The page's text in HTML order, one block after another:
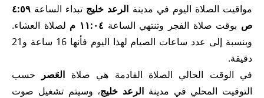
مواقيت الصلاة اليوم في مدينة الرعد خليج تبداء الساعة ٤:٥٩
ص بوقت صلاة الفجر وتنتهي الساعة ١١:٠٤ م
لصلاة العشاء.
وبنسبة إلى عدد ساعات الصيام لهذا اليوم فأنها 16 ساعة و21
دقيقة.
في الوقت الحالي الصلاة القادمة هي صلاة العَصر
حسب
التوقيت المحلي في مدينة الرعد خليج، وسيتم تشغيل صوت